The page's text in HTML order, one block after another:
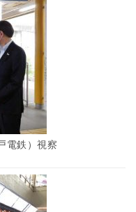
電鉄）視察